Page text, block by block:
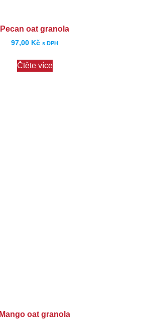
Pecan oat granola
97,00 Kč s DPH
Čtěte více
Mango oat granola